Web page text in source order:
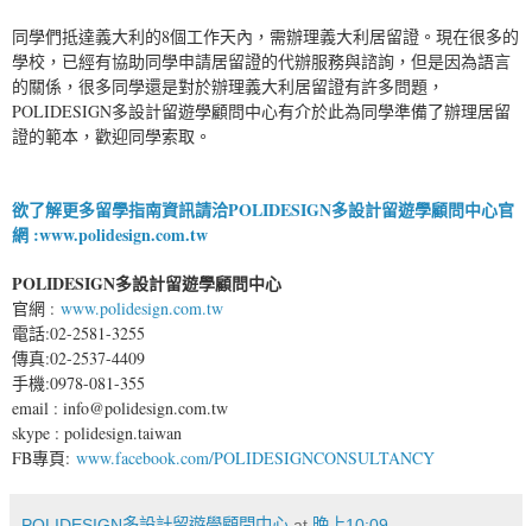
同學們抵達義大利的8個工作天內，需辦理義大利居留證。現在很多的
學校，已經有協助同學申請居留證的代辦服務與諮詢，但是因為語言
的關係，很多同學還是對於辦理義大利居留證有許多問題，
POLIDESIGN多設計留遊學顧問中心有介於此為同學準備了辦理居留
證的範本，歡迎同學索取。
欲了解更多留學指南資訊請洽POLIDESIGN多設計留遊學顧問中心官
網 :www.polidesign.com.tw
POLIDESIGN多設計留遊學顧問中心
官網 : www.polidesign.com.tw
電話:02-2581-3255
傳真:02-2537-4409
手機:0978-081-355
email : info@polidesign.com.tw
skype : polidesign.taiwan
FB專頁: www.facebook.com/POLIDESIGNCONSULTANCY